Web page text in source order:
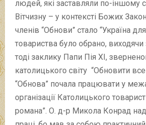
людей, які заставляли по-іншому
Вітчизну – у контексті Божих
членів “Обнови” стало “Україна
товариства було обрано, виходячи
тоді заклику Папи Пія ХІ,
католицького світу “Обновити
“Обнова” почала працювати у
організації Католицького
романа”. О. д-р Микола Конрад